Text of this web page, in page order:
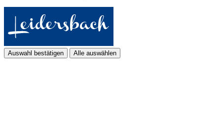
Auswahl bestätigen Alle auswählen